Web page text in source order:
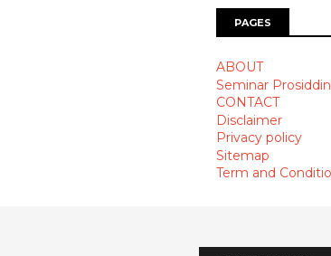
PAGES
ABOUT
Seminar
CONTACT
Disclaimer
Privacy policy
Sitemap
Term and